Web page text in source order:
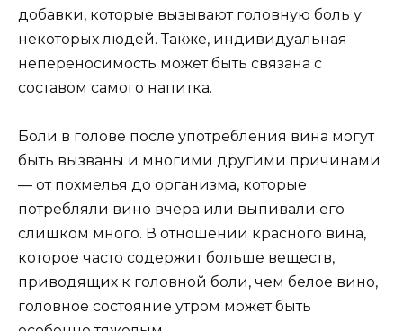
добавки, которые вызывают головную боль у
некоторых людей. Также, индивидуальная
непереносимость может быть связана с
составом самого напитка.
Боли в голове после употребления вина могут
быть вызваны и многими другими причинами
— от похмелья до организма, которые
потребляли вино вчера или выпивали его
слишком много. В отношении красного вина,
которое часто содержит больше веществ,
приводящих к головной боли, чем белое вино,
головное состояние утром может быть